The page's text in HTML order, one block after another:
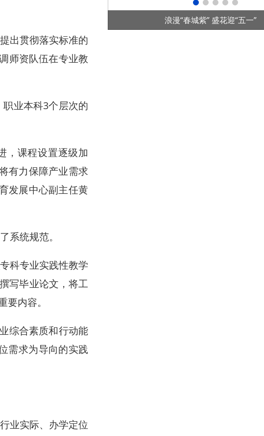
出贯彻落实标准的
师资队伍在专业教
业本科3个层次的
课程设置逐级加
有力保障产业需求
发展中心副主任黄
统规范。
科专业实践性教学
写毕业论文，将工
内容。
综合素质和行动能
需求为导向的实践
业实际、办学定位
首个全国产控制系统水光互补项目在华